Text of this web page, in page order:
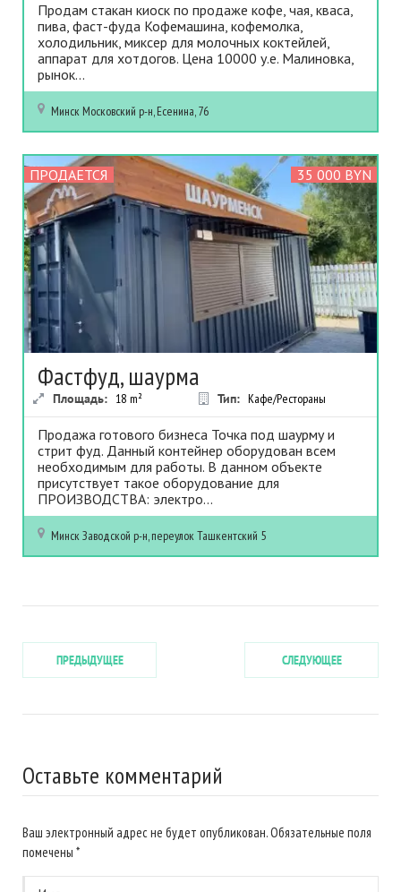
Продам стакан киоск по продаже кофе, чая, кваса,
пива, фаст-фуда Кофемашина, кофемолка,
холодильник, миксер для молочных коктейлей,
аппарат для хотдогов. Цена 10000 у.е. Малиновка,
рынок...
Минск Московский р-н, Есенина, 76
ПРОДАЕТСЯ 35 000 BYN
Фастфуд, шаурма
Площадь: 18 m² Тип: Кафе/Рестораны
Продажа готового бизнеса Точка под шаурму и
стрит фуд. Данный контейнер оборудован всем
необходимым для работы. В данном объекте
присутствует такое оборудование для
ПРОИЗВОДСТВА: электро...
МинскЗаводской р-н, переулок Ташкентский 5
ПРЕДЫДУЩЕЕ СЛЕДУЮЩЕЕ
Оставьте комментарий
Ваш электронный адрес не будет опубликован. Обязательные поля
помечены *